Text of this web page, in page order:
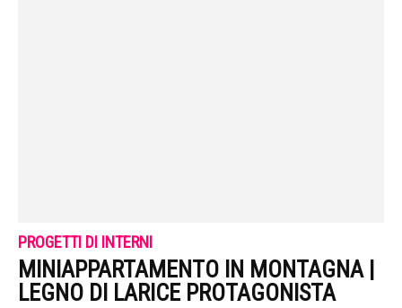
PROGETTI DI INTERNI
MINIAPPARTAMENTO IN MONTAGNA |
LEGNO DI LARICE PROTAGONISTA